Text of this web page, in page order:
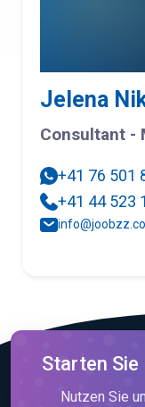
Jelena
Consultant -
+41 76 501
+41 44 523
Starten Sie
Nutzen Sie